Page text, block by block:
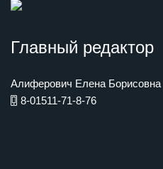
Главный редактор
Алиферович Елена Борисовна
8-01511-71-8-76